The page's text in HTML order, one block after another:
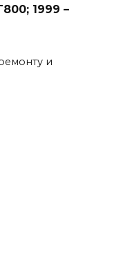
1999 –
и